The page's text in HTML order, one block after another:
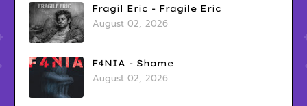
Fragil Eric - Fragile Eric
August 02, 2026
F4NIA - Shame
August 02, 2026